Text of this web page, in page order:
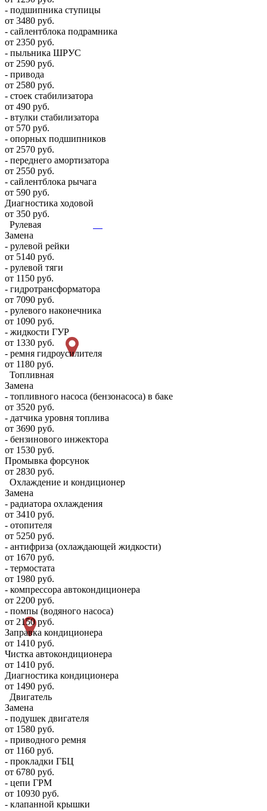
- подшипника ступицы
от 3480 руб.
- сайлентблока подрамника
от 2350 руб.
- пыльника ШРУС
от 2590 руб.
- привода
от 2580 руб.
- стоек стабилизатора
от 490 руб.
- втулки стабилизатора
от 570 руб.
- опорных подшипников
от 2570 руб.
- переднего амортизатора
от 2550 руб.
- сайлентблока рычага
от 590 руб.
Диагностика ходовой
от 350 руб.
Рулевая
Замена
- рулевой рейки
от 5140 руб.
- рулевой тяги
от 1150 руб.
- гидротрансформатора
от 7090 руб.
- рулевого наконечника
от 1090 руб.
- жидкости ГУР
от 1330 руб.
- ремня гидроусилителя
от 1180 руб.
Топливная
Замена
- топливного насоса (бензонасоса) в баке
от 3520 руб.
- датчика уровня топлива
от 3690 руб.
- бензинового инжектора
от 1530 руб.
Промывка форсунок
от 2830 руб.
Охлаждение и кондиционер
Замена
- радиатора охлаждения
от 3410 руб.
- отопителя
от 5250 руб.
- антифриза (охлаждающей жидкости)
от 1670 руб.
- термостата
от 1980 руб.
- компрессора автокондиционера
от 2200 руб.
- помпы (водяного насоса)
от 2150 руб.
Заправка кондиционера
от 1410 руб.
Чистка автокондиционера
от 1410 руб.
Диагностика кондиционера
от 1490 руб.
Двигатель
Замена
- подушек двигателя
от 1580 руб.
- приводного ремня
от 1160 руб.
- прокладки ГБЦ
от 6780 руб.
- цепи ГРМ
от 10930 руб.
- клапанной крышки